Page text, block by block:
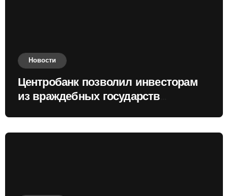
Новости
Центробанк позволил инвесторам
из враждебных государств